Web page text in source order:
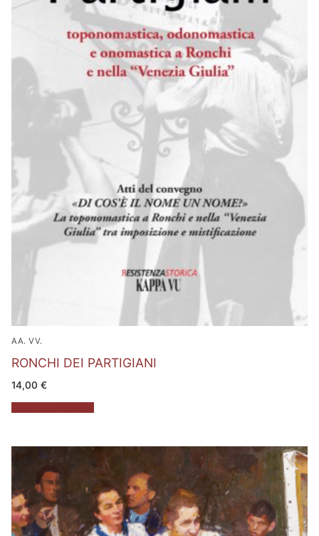
AA. VV.
RONCHI DEI PARTIGIANI
14,00 €